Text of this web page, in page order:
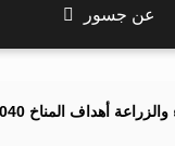
عن جسور
أهداف المناخ 2040 و2050؟